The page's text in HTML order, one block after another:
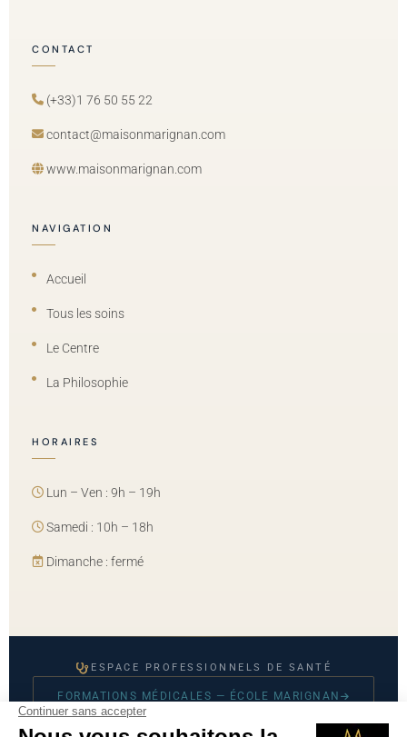
CONTACT
(+33)1 76 50 55 22
contact@maisonmarignan.com
www.maisonmarignan.com
NAVIGATION
Accueil
Tous les soins
Le Centre
La Philosophie
HORAIRES
Lun – Ven : 9h – 19h
Samedi : 10h – 18h
Dimanche : fermé
ESPACE PROFESSIONNELS DE SANTÉ
FORMATIONS MÉDICALES — ÉCOLE MARIGNAN